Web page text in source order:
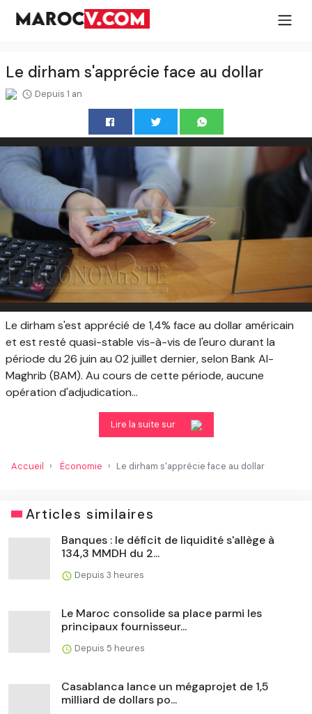
Le dirham s'apprécie face au dollar
Depuis 1 an
Le dirham s'est apprécié de 1,4% face au dollar américain
et est resté quasi-stable vis-à-vis de l'euro durant la
période du 26 juin au 02 juillet dernier, selon Bank Al-
Maghrib (BAM). Au cours de cette période, aucune
opération d'adjudication...
Lire la suite sur
Accueil Économie Le dirham s'apprécie face au dollar
Articles similaires
Banques : le déficit de liquidité s'allège à
134,3 MMDH du 2...
Depuis 3 heures
Le Maroc consolide sa place parmi les
principaux fournisseur...
Depuis 5 heures
Casablanca lance un mégaprojet de 1,5
milliard de dollars po...